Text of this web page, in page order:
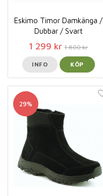
Eskimo Timor Damkänga /
Dubbar / Svart
1 299 kr 1 800 kr
INFO KÖP
29%